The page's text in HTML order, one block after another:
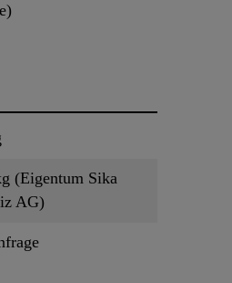
(Eigentum Sika
AG)